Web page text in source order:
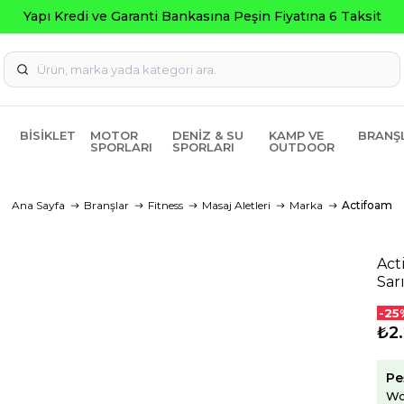
Seçili
BISIKLET
MOTOR
SPORLARI
DENIZ & SU
SPORLARI
KAMP VE
OUTDOOR
Ana Sayfa Branşlar Fitness Masaj Aletleri Marka Actifoam
Sarı
-